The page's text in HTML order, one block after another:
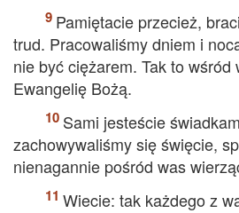
Pamiętacie przecież,
trud. Pracowaliśmy dniem i
nie być ciężarem. Tak to wśród
Ewangelię Bożą.
Sami jesteście
zachowywaliśmy się święcie,
nienagannie pośród was
Wiecie: tak każdego z